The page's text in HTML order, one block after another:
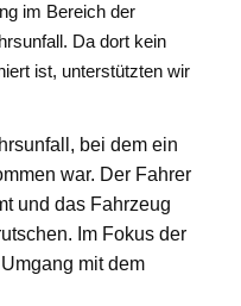
im Bereich der
Da dort kein
ist, unterstützten wir
bei dem ein
war. Der Fahrer
und das Fahrzeug
Im Fokus der
mit dem